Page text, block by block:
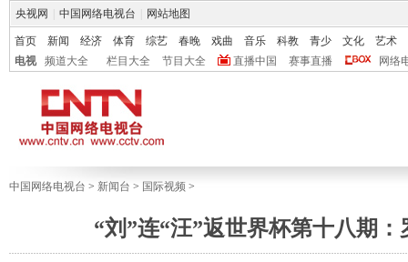
央视网 中国网络电视台 网站地图
首页 新闻 经济 体育 综艺 春晚 戏曲 音乐 科教 青少 文化
艺术
电视
频道大全 栏目大全 节目大全 直播中国 赛事直播 网络
中国网络电视台 > 新闻台 > 国际视频 >
“刘”连“汪”返世界杯第十八期